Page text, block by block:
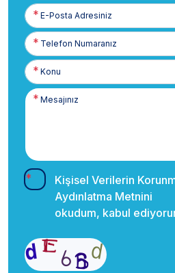
E-
Posta
Telefon
Numaranız
Kişisel Verilerin
Aydınlatma Metnini
okudum, kabul